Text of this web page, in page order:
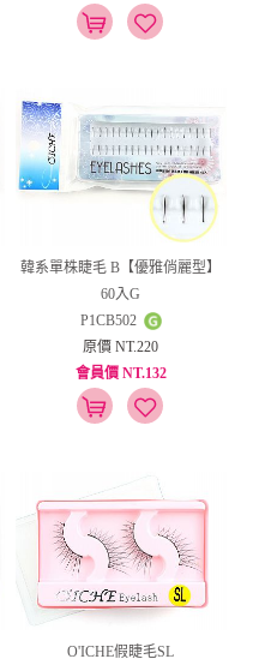
韓系單株睫毛 B【優雅俏麗型】
60入G
P1CB502
原價 NT.220
會員價 NT.132
O'ICHE假睫毛SL